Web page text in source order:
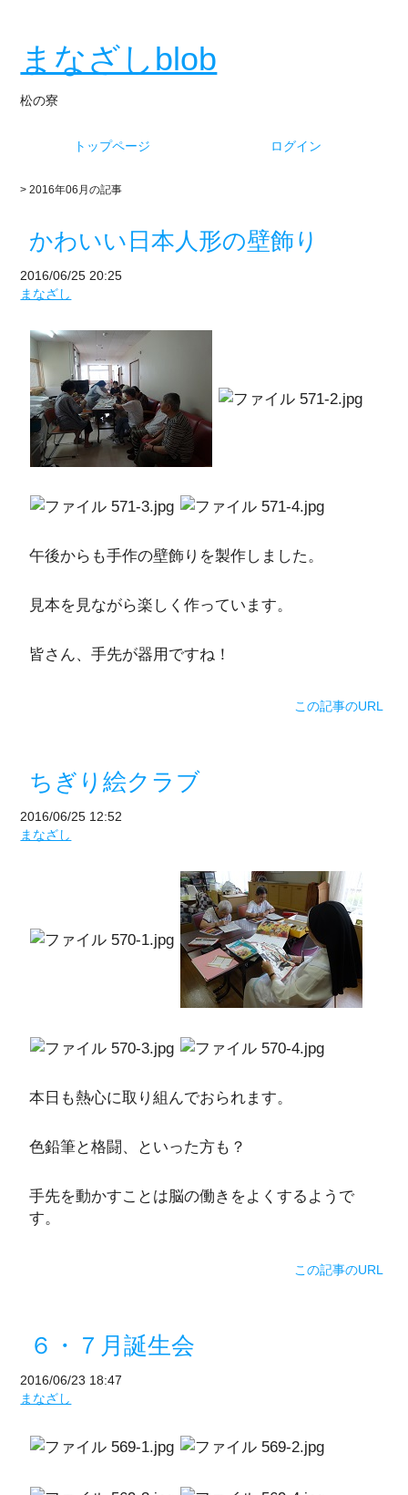
まなざしblob
松の寮
トップページ ログイン
> 2016年06月の記事
かわいい日本人形の壁飾り
2016/06/25 20:25
まなざし
午後からも手作の壁飾りを製作しました。
見本を見ながら楽しく作っています。
皆さん、手先が器用ですね！
この記事のURL
ちぎり絵クラブ
2016/06/25 12:52
まなざし
本日も熱心に取り組んでおられます。
色鉛筆と格闘、といった方も？
手先を動かすことは脳の働きをよくするようで
す。
この記事のURL
６・７月誕生会
2016/06/23 18:47
まなざし